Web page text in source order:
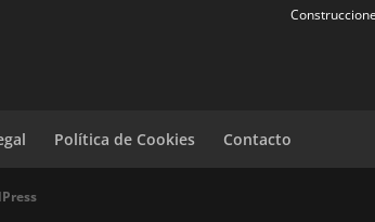
Política de Cookies Contacto